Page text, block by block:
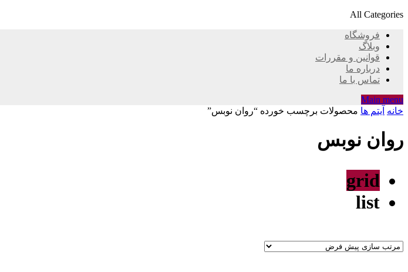
All Categories
فروشگاه
وبلاگ
قوانین و مقررات
درباره ما
تماس با ما
Main menu
خانه آیتم ها محصولات برچسب خورده “روان نوبس”
روان نوبس
grid
list